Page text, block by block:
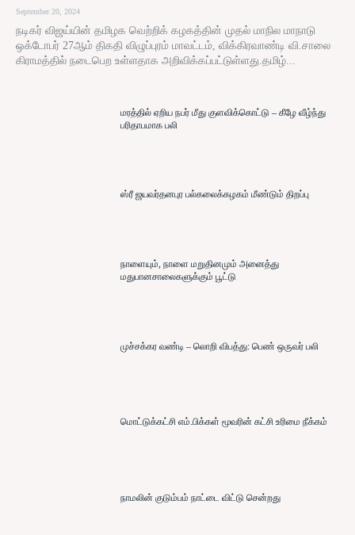
September 20, 2024
நடிகர் விஜய்யின் தமிழக வெற்றிக் கழகத்தின் முதல் மாநில மாநாடு
ஒக்டோபர் 27ஆம் திகதி விழுப்புரம் மாவட்டம், விக்கிரவாண்டி வி.சாலை
கிராமத்தில் நடைபெற உள்ளதாக அறிவிக்கப்பட்டுள்ளது.தமிழ்...
மரத்தில் ஏறிய நபர் மீது குளவிக்கொட்டு – கீழே வீழ்ந்து
பரிதாபமாக பலி
ஸ்ரீ ஜயவர்தனபுர பல்கலைக்கழகம் மீண்டும் திறப்பு
நாளையும், நாளை மறுதினமும் அனைத்து
மதுபானசாலைகளுக்கும் பூட்டு
முச்சக்கர வண்டி – லொறி விபத்து: பெண் ஒருவர் பலி
மொட்டுக்கட்சி எம்.பிக்கள் மூவரின் கட்சி உரிமை நீக்கம்
நாமலின் குடும்பம் நாட்டை விட்டு சென்றது